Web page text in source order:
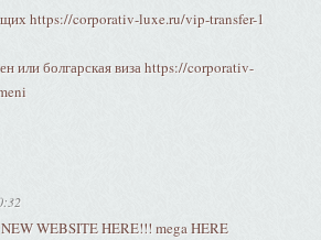
https://corporativ-luxe.ru/vip-transfer-1
или болгарская виза https://corporativ-
WEBSITE HERE!!! mega HERE